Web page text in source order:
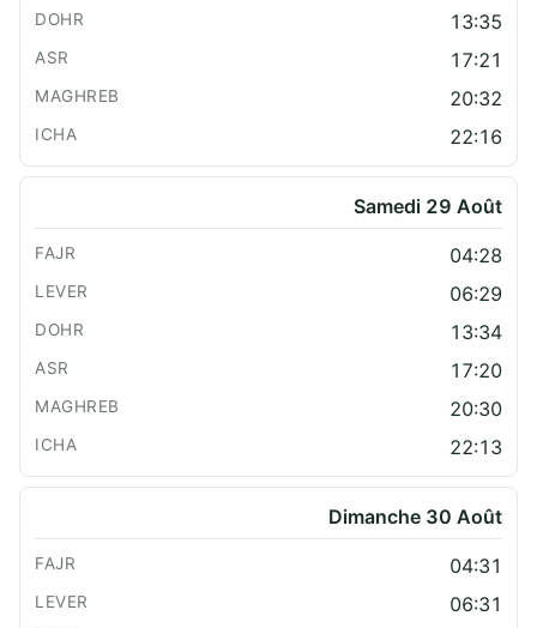
13:35
17:21
20:32
22:16
Samedi 29 Août
04:28
06:29
13:34
17:20
20:30
22:13
Dimanche 30 Août
04:31
06:31